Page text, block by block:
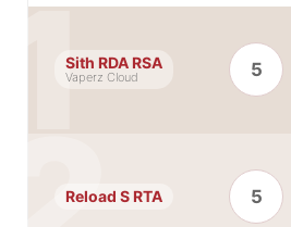
Sith RDA RSA
Vaperz Cloud 5
Reload S RTA 5